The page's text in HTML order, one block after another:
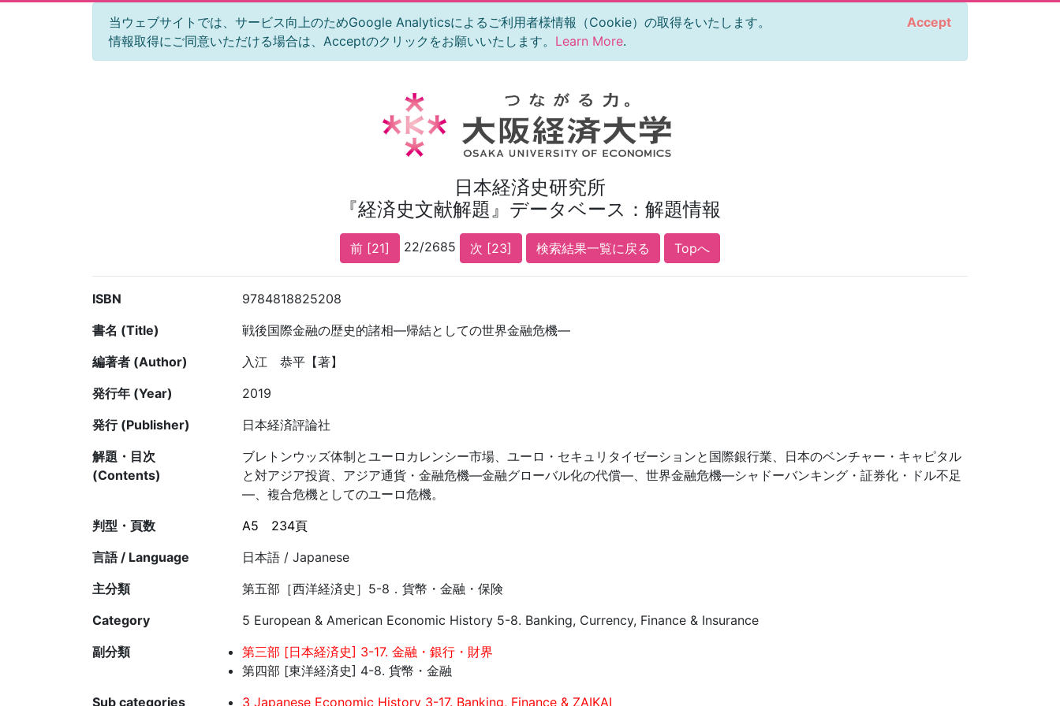
当ウェブサイトでは、サービス向上のためGoogle Analyticsによるご利用者様情報（Cookie）の取得をいたします。
情報取得にご同意いただける場合は、Acceptのクリックをお願いいたします。 Learn More.
Accept
日本経済史研究所
『経済史文献解題』データベース：解題情報
前 [21] 22/2685 次 [23] 検索結果一覧に戻る Topへ
ISBN
9784818825208
書名 (Title)
戦後国際金融の歴史的諸相―帰結としての世界金融危機―
編著者 (Author)
入江 恭平【著】
発行年 (Year)
2019
発行 (Publisher)
日本経済評論社
解題・目次
(Contents)
ブレトンウッズ体制とユーロカレンシー市場、ユーロ・セキュリタイゼーションと国際銀行業、日本のベンチャー・キャピタル
と対アジア投資、アジア通貨・金融危機―金融グローバル化の代償―、世界金融危機―シャドーバンキング・証券化・ドル不足
―、複合危機としてのユーロ危機。
判型・頁数
A5
234頁
言語 / Language
日本語 / Japanese
主分類
第五部［西洋経済史］5-8．貨幣・金融・保険
Category
5 European & American Economic History 5-8. Banking, Currency, Finance & Insurance
副分類
第三部 [日本経済史] 3-17. 金融・銀行・財界
第四部 [東洋経済史] 4-8. 貨幣・金融
Sub categories
3 Japanese Economic History 3-17. Banking, Finance & ZAIKAI